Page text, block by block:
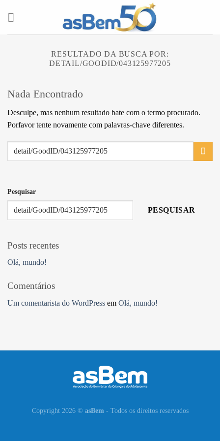
RESULTADO DA BUSCA POR:
DETAIL/GOODID/043125977205
Nada Encontrado
Desculpe, mas nenhum resultado bate com o termo procurado.
Porfavor tente novamente com palavras-chave diferentes.
Pesquisar
PESQUISAR
Posts recentes
Olá, mundo!
Comentários
Um comentarista do WordPress em Olá, mundo!
Copyright 2026 © asBem - Todos os direitos reservados